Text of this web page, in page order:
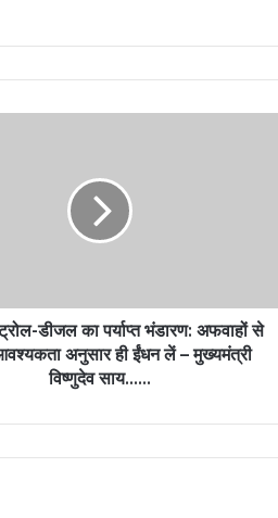
डीजल का पर्याप्त भंडारण: अफवाहों से
अनुसार ही ईंधन लें – मुख्यमंत्री
विष्णुदेव साय……